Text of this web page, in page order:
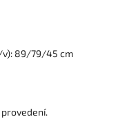
v): 89/79/45 cm